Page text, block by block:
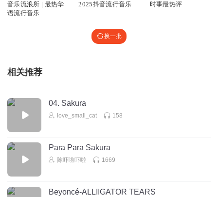
音乐流浪所 | 最热华
语流行音乐
2025抖音流行音乐 时事最热评
换一批
相关推荐
04. Sakura
love_small_cat 158
Para Para Sakura
陈吓啦吓啦 1669
Beyoncé-ALLIIGATOR TEARS